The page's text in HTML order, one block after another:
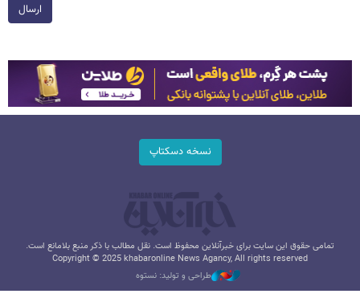
ارسال
نسخه دسکتاپ
تمامی حقوق این سایت برای خبرآنلاین محفوظ است. نقل مطالب با ذکر منبع بلامانع است.
Copyright © 2025 khabaronline News Agancy, All rights reserved
طراحی و تولید: نستوه